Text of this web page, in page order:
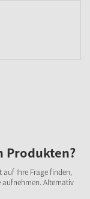
Produkten?
auf Ihre Frage finden,
aufnehmen. Alternativ